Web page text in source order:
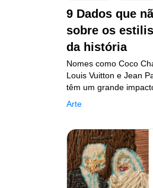
9 Dados que
sobre os
da história
Arte
Nomes como Coco
Louis Vuitton e Jean
têm um grande
e continuam a
com os mais variados
costura.